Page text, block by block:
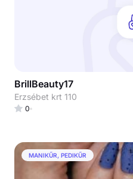
BrillBeauty17
Erzsébet krt 110
0
MANIKŰR, PEDIKŰR